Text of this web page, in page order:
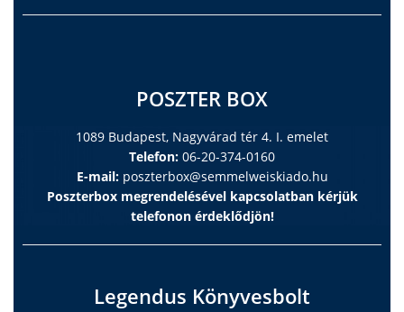
POSZTER BOX
1089 Budapest, Nagyvárad tér 4. I. emelet
Telefon: 06-20-374-0160
E-mail: poszterbox@semmelweiskiado.hu
Poszterbox megrendelésével kapcsolatban kérjük
telefonon érdeklődjön!
Legendus Könyvesbolt